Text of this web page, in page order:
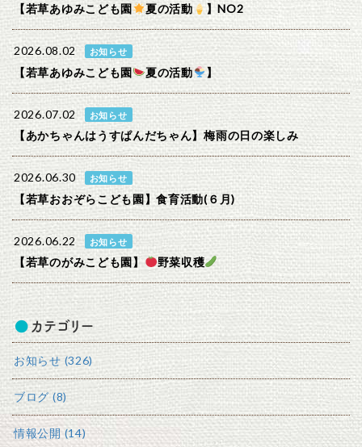
【若草あゆみこども園 夏の活動 】NO2
2026.08.02 お知らせ
【若草あゆみこども園 夏の活動 】
2026.07.02 お知らせ
【あかちゃんはうすぱんだちゃん】梅雨の日の楽しみ
2026.06.30 お知らせ
【若草おおぞらこども園】食育活動(６月)
2026.06.22 お知らせ
【若草のがみこども園】 野菜収穫
カテゴリー
お知らせ (326)
ブログ (8)
情報公開 (14)